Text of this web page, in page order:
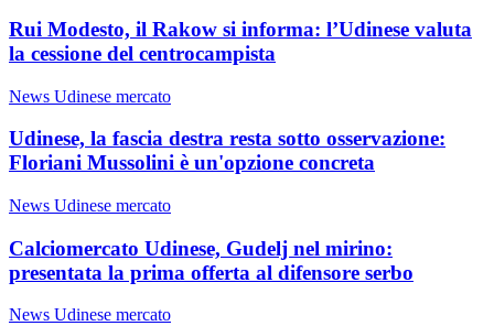
Rui Modesto, il Rakow si informa: l’Udinese valuta
la cessione del centrocampista
News Udinese mercato
Udinese, la fascia destra resta sotto osservazione:
Floriani Mussolini è un'opzione concreta
News Udinese mercato
Calciomercato Udinese, Gudelj nel mirino:
presentata la prima offerta al difensore serbo
News Udinese mercato